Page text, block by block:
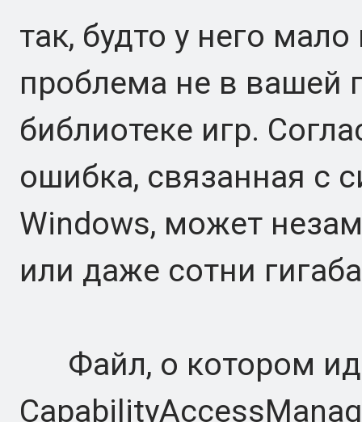
так, будто у него
проблема не в вашей
библиотеке игр.
ошибка, связанная с
Windows, может
или даже сотни
Файл, о котором